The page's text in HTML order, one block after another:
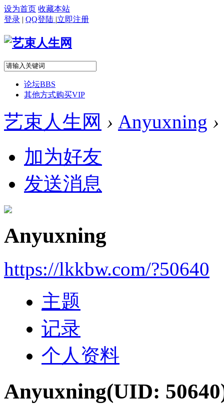
设为首页 收藏本站
登录 | QQ登陆 |立即注册
论坛BBS
其他方式购买VIP
艺束人生网 › Anyuxning ›
加为好友
发送消息
Anyuxning
https://lkkbw.com/?50640
主题
记录
个人资料
Anyuxning(UID: